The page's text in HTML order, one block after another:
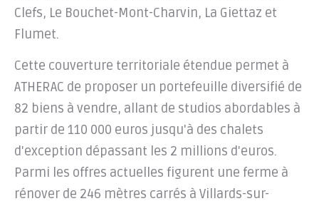
Clefs, Le Bouchet-Mont-Charvin, La Giettaz et
Flumet.
Cette couverture territoriale étendue permet à
ATHERAC de proposer un portefeuille diversifié de
82 biens à vendre, allant de studios abordables à
partir de 110 000 euros jusqu'à des chalets
d'exception dépassant les 2 millions d'euros.
Parmi les offres actuelles figurent une ferme à
rénover de 246 mètres carrés à Villards-sur-